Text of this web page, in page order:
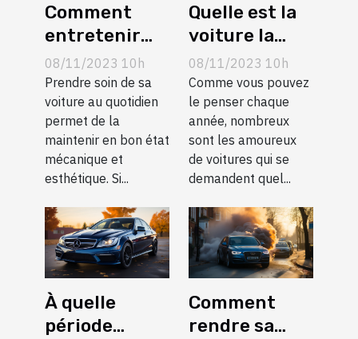
Comment
entretenir
son
véhicule ?
08/11/2023 10h
Prendre soin de sa
voiture au quotidien
permet de la
maintenir en bon état
mécanique et
esthétique. Si...
Quelle est la
voiture la
plus chère en
2020 ?
08/11/2023 10h
Comme vous pouvez
le penser chaque
année, nombreux
sont les amoureux
de voitures qui se
demandent quel...
À quelle
période
Comment
rendre sa